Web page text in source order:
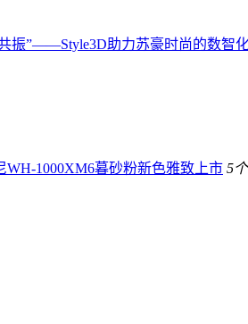
振”——Style3D助力苏豪时尚的数智
1000XM6暮砂粉新色雅致上市 5